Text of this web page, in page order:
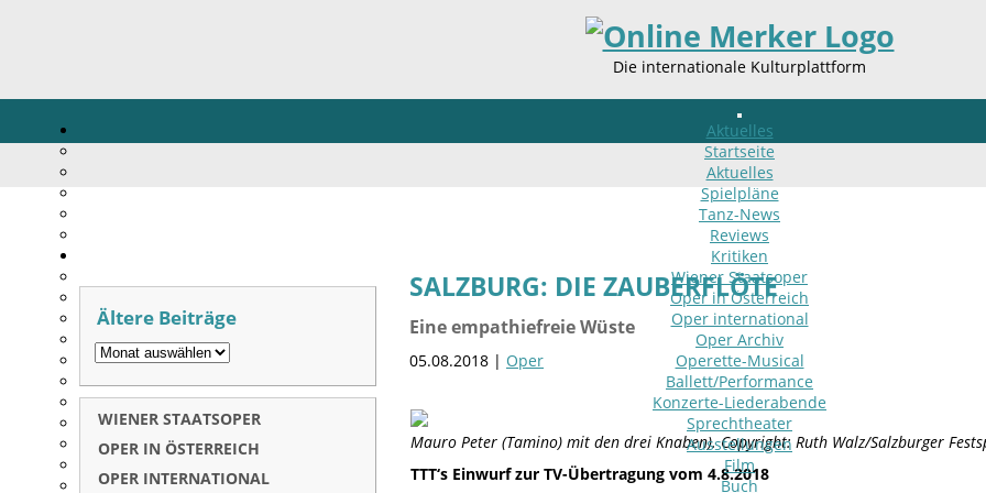
Die internationale Kulturplattform
Aktuelles
Startseite
Aktuelles
Spielpläne
Tanz-News
Reviews
Kritiken
Wiener Staatsoper
Oper in Österreich
Oper international
Oper Archiv
Operette-Musical
Ballett/Performance
Konzerte-Liederabende
Sprechtheater
Ausstellungen
Film
Buch
SALZBURG: DIE ZAUBERFLÖTE
Eine empathiefreie Wüste
05.08.2018 | Oper
Mauro Peter (Tamino) mit den drei Knaben). Copyright: Ruth Walz/Salzburger
TTT‘s Einwurf zur TV-Übertragung vom 4.8.2018
Ältere Beiträge
WIENER STAATSOPER
OPER IN ÖSTERREICH
OPER INTERNATIONAL